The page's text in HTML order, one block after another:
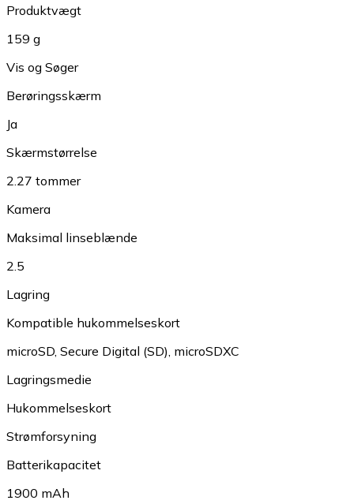
Produktvægt
159 g
Vis og Søger
Berøringsskærm
Ja
Skærmstørrelse
2.27 tommer
Kamera
Maksimal linseblænde
2.5
Lagring
Kompatible hukommelseskort
microSD Secure Digital (SD) microSDXC
Lagringsmedie
Hukommelseskort
Strømforsyning
Batterikapacitet
1900 mAh